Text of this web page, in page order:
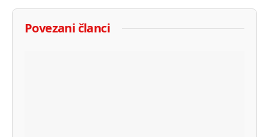
Povezani članci